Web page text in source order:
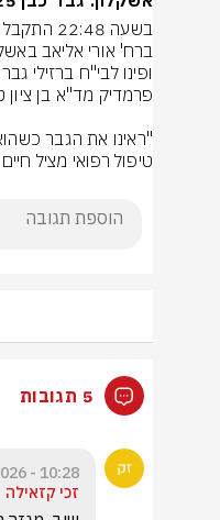
ופינו לבי"ח ברזילי גבר כבן 25 במצב קשה, בהכרה עם
טיפול רפואי מציל
5 תגובות
10:28 - 30.05.2026
זכי קזאילה